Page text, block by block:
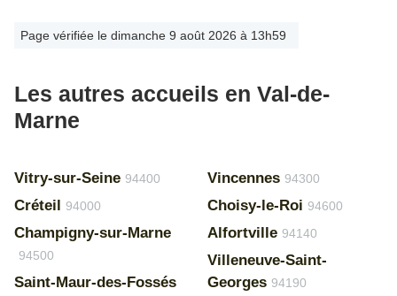
Page vérifiée le dimanche 9 août 2026 à 13h59
Les autres accueils en Val-de-
Marne
Vitry-sur-Seine 94400
Créteil 94000
Champigny-sur-Marne
94500
Saint-Maur-des-Fossés
Vincennes 94300
Choisy-le-Roi 94600
Alfortville 94140
Villeneuve-Saint-
Georges 94190